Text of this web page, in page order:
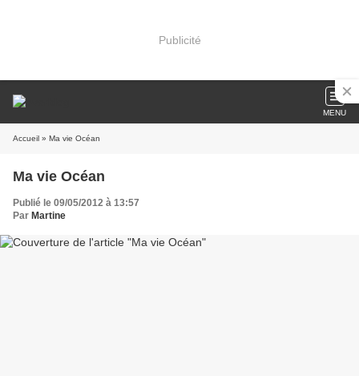
Publicité
MENU
Accueil » Ma vie Océan
Ma vie Océan
Publié le 09/05/2012 à 13:57
Par Martine